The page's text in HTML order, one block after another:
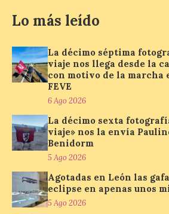
La
de animación
todos los públicos.
Bañeza inauguró en la tarde de
martes 4 de agosto una nueva edición
hasta el próximo 6 […]
Un viaje a la Antigüedad:
el Museo del Prado
propone un recorrido
obras de su Colección de
inspiración clásica
Lo más leído
La décimo séptima
viaje nos llega desde la
con motivo de la marcha
FEVE
6 Ago 2026
La décimo sexta
viaje» nos la envía
Benidorm
5 Ago 2026
Agotadas en León las
eclipse en apenas unos
5 Ago 2026